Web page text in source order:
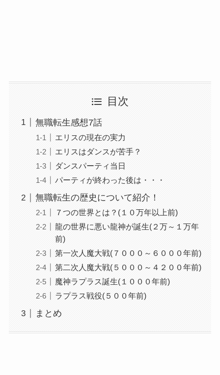
目次
無職転生感想7話
エリスの現在の実力
エリスはダンスが苦手？
ダンスパーティ当日
パーティが終わった後は・・・
無職転生の歴史について紹介！
７つの世界とは？(１０万年以上前)
龍の世界に悪い龍神が誕生(２万～１万年
前)
第一次人魔大戦(７０００～６０００年前)
第二次人魔大戦(５０００～４２００年前)
魔神ラプラス誕生(１０００年前)
ラプラス戦役(５００年前)
まとめ